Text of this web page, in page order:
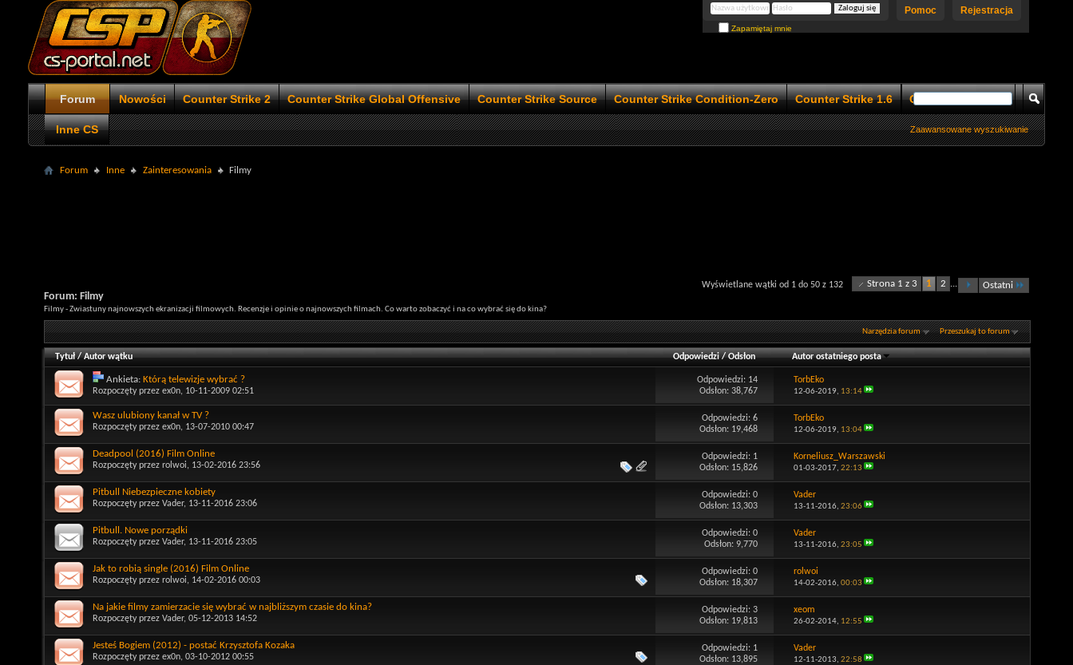
Rejestracja
Pomoc
Zapamiętaj mnie
Forum Nowości Counter Strike 2 Counter Strike Global Offensive Counter Strike Source Counter Strike Condition-Zero Counter Strike 1.6 Counter Strike 1.5
Inne CS Zaawansowane wyszukiwanie
Forum Inne Zainteresowania Filmy
Strona 1 z 3 1 2 ... Ostatni
Wyświetlane wątki od 1 do 50 z 132
Forum: Filmy
Filmy - Zwiastuny najnowszych ekranizacji filmowych. Recenzje i opinie o najnowszych filmach. Co warto zobaczyć i na co wybrać się do kina?
Narzędzia forum Przeszukaj to forum
Tytuł/Autor wątku Odpowiedzi/Odsłon Autor ostatniego posta
Ankieta: Którą telewizje wybrać ?
Rozpoczęty przez ex0n, 10-11-2009 02:51
Odpowiedzi: 14
Odsłon: 38,767
TorbEko
12-06-2019, 13:14
Wasz ulubiony kanał w TV ?
Rozpoczęty przez ex0n, 13-07-2010 00:47
Odpowiedzi:6
Odsłon: 19,468
TorbEko
12-06-2019, 13:04
Deadpool (2016) Film Online
Rozpoczęty przez rolwoi, 13-02-2016 23:56
Odpowiedzi: 1
Odsłon: 15,826
Korneliusz_Warszawski
01-03-2017, 22:13
Pitbull Niebezpieczne kobiety
Rozpoczęty przez Vader, 13-11-2016 23:06
Odpowiedzi:0
Odsłon: 13,303
Vader
13-11-2016, 23:06
Pitbull. Nowe porządki
Rozpoczęty przez Vader, 13-11-2016 23:05
Odpowiedzi:0
Odsłon: 9,770
Vader
13-11-2016, 23:05
Jak to robią single (2016) Film Online
Rozpoczęty przez rolwoi, 14-02-2016 00:03
Odpowiedzi:0
Odsłon: 18,307
rolwoi
14-02-2016, 00:03
Na jakie filmy zamierzacie się wybrać w najbliższym czasie do kina?
Rozpoczęty przez Vader, 05-12-2013 14:52
Odpowiedzi:3
Odsłon: 19,813
xeom
26-02-2014, 12:55
Jesteś Bogiem (2012) - postać Krzysztofa Kozaka
Rozpoczęty przez ex0n, 03-10-2012 00:55
Odpowiedzi: 1
Odsłon: 13,895
Vader
12-11-2013, 22:58